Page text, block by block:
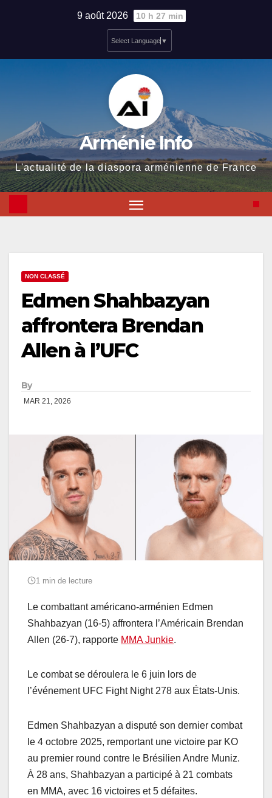
9 août 2026 10 h 27 min
Select Language ▼
Arménie Info
L'actualité de la diaspora arménienne de France
NON CLASSÉ
Edmen Shahbazyan
affrontera Brendan
Allen à l’UFC
By
MAR 21, 2026
1 min de lecture
Le combattant américano-arménien Edmen
Shahbazyan (16-5) affrontera l’Américain Brendan
Allen (26-7), rapporte MMA Junkie.
Le combat se déroulera le 6 juin lors de
l’événement UFC Fight Night 278 aux États-Unis.
Edmen Shahbazyan a disputé son dernier combat
le 4 octobre 2025, remportant une victoire par KO
au premier round contre le Brésilien Andre Muniz.
À 28 ans, Shahbazyan a participé à 21 combats
en MMA, avec 16 victoires et 5 défaites.